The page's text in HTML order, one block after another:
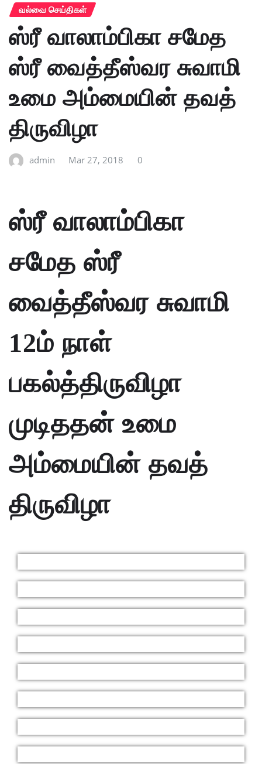
வல்வை செய்திகள்
ஸ்ரீ வாலாம்பிகா சமேத
ஸ்ரீ வைத்தீஸ்வர சுவாமி
உமை அம்மையின் தவத்
திருவிழா
admin Mar 27, 2018 0
ஸ்ரீ வாலாம்பிகா
சமேத ஸ்ரீ
வைத்தீஸ்வர சுவாமி
12ம் நாள்
பகல்த்திருவிழா
முடிததன் உமை
அம்மையின் தவத்
திருவிழா